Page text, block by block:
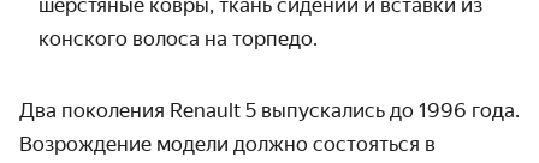
конского волоса на торпедо.
Два поколения Renault 5 выпускались до 1996 года.
Возрождение модели должно состояться в